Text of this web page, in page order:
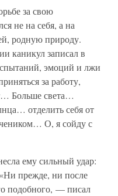
за свою
не на себя, а на
родную природу.
каникул записал в
эмоций и лжи
за работу,
Больше света…
отделить себя от
О, я сойду с
ему сильный удар:
прежде, ни после
подобного, — писал